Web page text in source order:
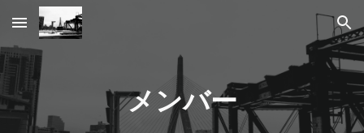
Skip to main content Skip to navigation
メンバー